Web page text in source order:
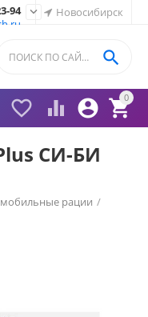
Новосибирск
94

0


 

СИ-БИ
рации /